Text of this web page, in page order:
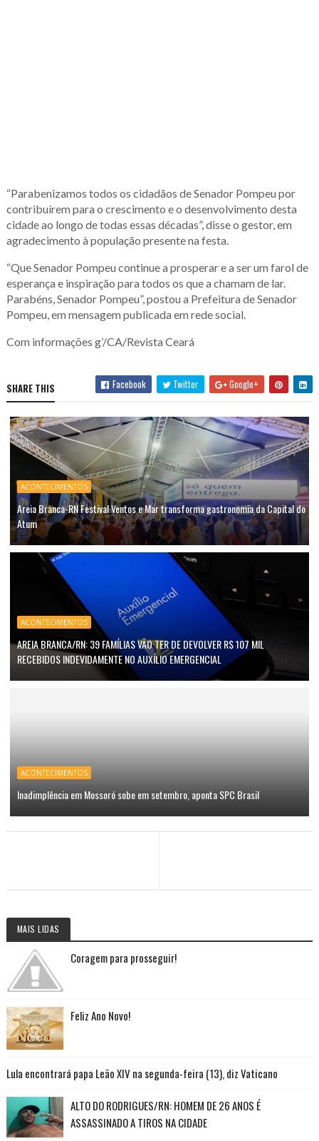
“Parabenizamos todos os cidadãos de Senador Pompeu por
contribuírem para o crescimento e o desenvolvimento desta
cidade ao longo de todas essas décadas”, disse o gestor, em
agradecimento à população presente na festa.
“Que Senador Pompeu continue a prosperar e a ser um farol de
esperança e inspiração para todos os que a chamam de lar.
Parabéns, Senador Pompeu”, postou a Prefeitura de Senador
Pompeu, em mensagem publicada em rede social.
Com informações g’/CA/Revista Ceará
SHARE THIS Facebook Twitter Google+
ACONTECIMENTOS
Areia Branca-RN Festival Ventos e Mar transforma gastronomia da Capital do
Atum
ACONTECIMENTOS
AREIA BRANCA/RN: 39 FAMÍLIAS VÃO TER DE DEVOLVER R$ 107 MIL
RECEBIDOS INDEVIDAMENTE NO AUXÍLIO EMERGENCIAL
ACONTECIMENTOS
Inadimplência em Mossoró sobe em setembro, aponta SPC Brasil
MAIS LIDAS
Coragem para prosseguir!
Feliz Ano Novo!
Lula encontrará papa Leão XIV na segunda-feira (13), diz Vaticano
ALTO DO RODRIGUES/RN: HOMEM DE 26 ANOS É
ASSASSINADO A TIROS NA CIDADE